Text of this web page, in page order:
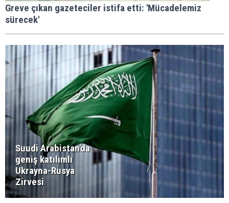
Greve çıkan gazeteciler istifa etti: 'Mücadelemiz
sürecek'
Suudi Arabistan'da
geniş katılımlı
Ukrayna-Rusya
Zirvesi